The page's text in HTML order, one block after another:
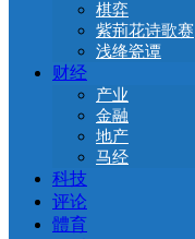
棋弈
紫荊花诗歌赛
浅绛瓷谭
财经
产业
金融
地产
马经
科技
评论
體育